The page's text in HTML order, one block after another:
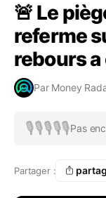
🚨 Le
referme
rebours
Par Money
🎙️🎙️🎙️🎙️🎙️Pas
Partager :